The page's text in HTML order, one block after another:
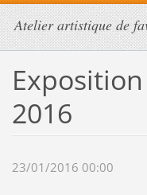
Atelier artistique de
2016
23/01/2016 00:00